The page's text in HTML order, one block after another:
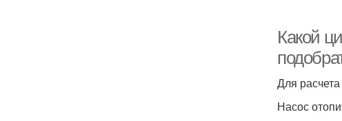
Какой
Для
Насос